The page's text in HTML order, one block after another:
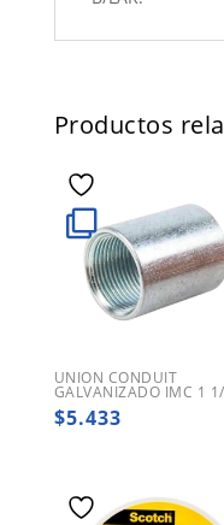
Productos
UNION CONDUIT
GALVANIZADO IMC 1
$5.433